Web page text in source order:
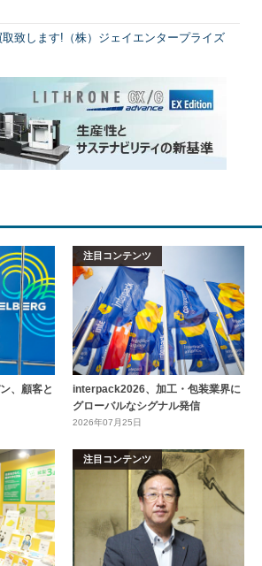
致します!（株）ジェイエンタープライズ
、顧客と
注目コンテンツ
interpack2026、加工・包装業界に
グローバルなシグナル発信
2026年07月25日
注目コンテンツ